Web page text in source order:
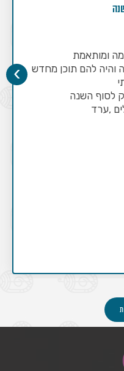
ומותאמת
והיה להם תוכן מחדש
לסוף השנה
,ערד
›